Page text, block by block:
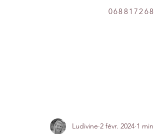
Ludivine 2 févr. 2024 1